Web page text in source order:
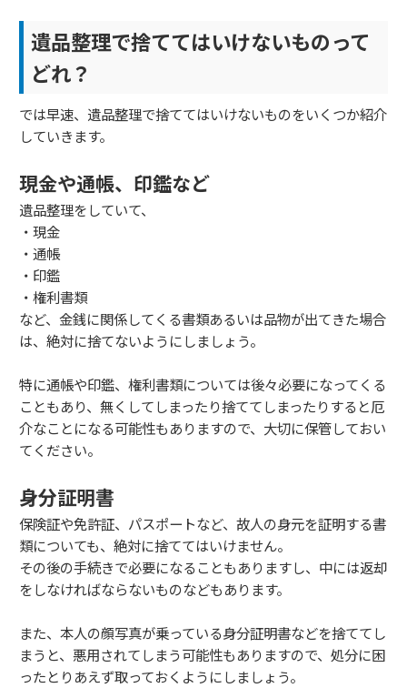
遺品整理で捨ててはいけないものって
どれ？
では早速、遺品整理で捨ててはいけないものをいくつか紹介
していきます。
現金や通帳、印鑑など
遺品整理をしていて、
・現金
・通帳
・印鑑
・権利書類
など、金銭に関係してくる書類あるいは品物が出てきた場合
は、絶対に捨てないようにしましょう。
特に通帳や印鑑、権利書類については後々必要になってくる
こともあり、無くしてしまったり捨ててしまったりすると厄
介なことになる可能性もありますので、大切に保管しておい
てください。
身分証明書
保険証や免許証、パスポートなど、故人の身元を証明する書
類についても、絶対に捨ててはいけません。
その後の手続きで必要になることもありますし、中には返却
をしなければならないものなどもあります。
また、本人の顔写真が乗っている身分証明書などを捨ててし
まうと、悪用されてしまう可能性もありますので、処分に困
ったとりあえず取っておくようにしましょう。